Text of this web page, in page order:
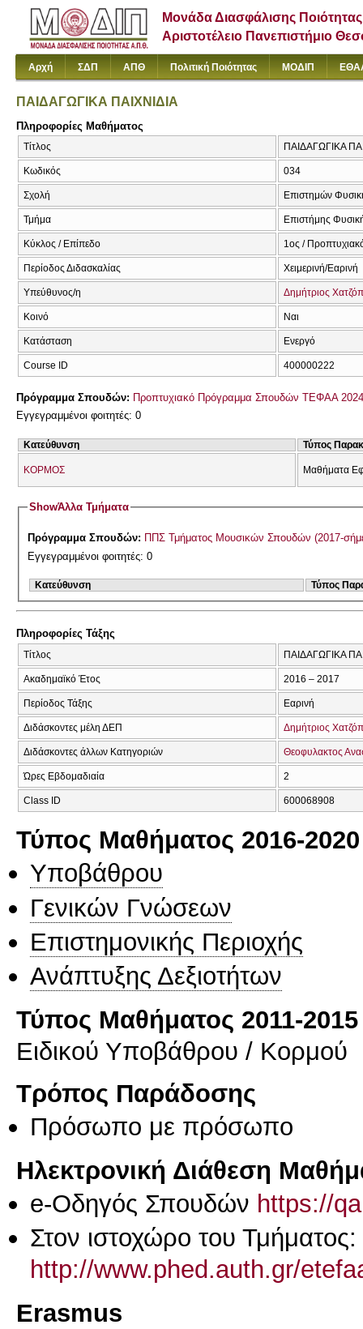
Μονάδα Διασφάλισης Ποιότητας
Αριστοτέλειο Πανεπιστήμιο
Αρχή ΣΔΠ ΑΠΘ Πολιτική Ποιότητας ΜΟΔΙΠ
ΠΑΙΔΑΓΩΓΙΚΑ ΠΑΙΧΝΙΔΙΑ
Πληροφορίες Μαθήματος
Τίτλος ΠΑΙΔΑΓΩΓΙΚΑ
Κωδικός 034
Σχολή Επιστημών
Τμήμα Επιστήμης
Κύκλος / Επίπεδο 1ος /
Περίοδος Διδασκαλίας Χειμερινή/Εαρινή
Υπεύθυνος/η Δημήτριος
Κοινό Ναι
Κατάσταση Ενεργό
Course ID 400000222
Πρόγραμμα Σπουδών: Προπτυχιακό Πρόγραμμα Σπουδών ΤΕΦΑΑ
Εγγεγραμμένοι φοιτητές: 0
Κατεύθυνση Τύπος
ΚΟΡΜΟΣ Μαθήματα
ShowΆλλα Τμήματα
Πρόγραμμα Σπουδών: ΠΠΣ Τμήματος Μουσικών Σπουδών (2017-
Εγγεγραμμένοι φοιτητές: 0
Κατεύθυνση Τύπος
Πληροφορίες Τάξης
Τίτλος ΠΑΙΔΑΓΩΓΙΚΑ
Ακαδημαϊκό Έτος 2016 – 2017
Περίοδος Τάξης Εαρινή
Διδάσκοντες μέλη ΔΕΠ Δημήτριος
Διδάσκοντες άλλων Κατηγοριών Θεοφυλακτος
Ώρες Εβδομαδιαία 2
Class ID 600068908
Τύπος Μαθήματος 2016-2020
Υποβάθρου
Γενικών Γνώσεων
Επιστημονικής Περιοχής
Ανάπτυξης Δεξιοτήτων
Τύπος Μαθήματος 2011-2015
Ειδικού Υποβάθρου / Κορμού
Τρόπος Παράδοσης
Πρόσωπο με πρόσωπο
Ηλεκτρονική Διάθεση
e-Οδηγός Σπουδών https://
Στον ιστοχώρο του Τμήματος:
http://www.phed.auth.gr/
Erasmus